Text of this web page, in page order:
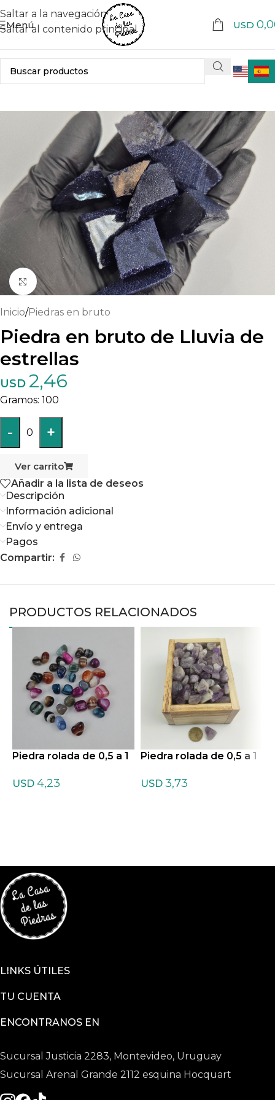
Saltar a la navegación
Saltar al contenido principal
Menú USD
Haga clic para ampliar
Inicio/Piedras en bruto
Piedra en bruto de Lluvia de
estrellas
USD 2,46
100
- 0 +
Ver carrito
Añadir a la lista de deseos
Descripción
Información adicional
Envío y entrega
Pagos
Compartir:
PRODUCTOS RELACIONADOS
Piedra rolada de 0,5 a 1
ada Mixtas
USD 4,23
Piedra rolada de 0,5 a 1
n
USD 3,73
LINKS ÚTILES
TU CUENTA
ENCONTRANOS EN
Sucursal Justicia 2283, Montevideo, Uruguay
Sucursal Arenal Grande 2112 esquina Hocquart